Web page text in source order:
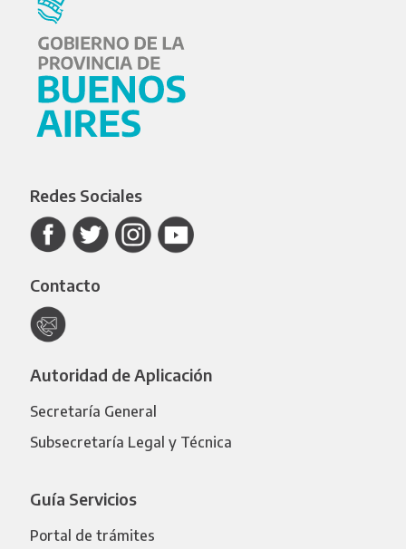
Redes Sociales
Contacto
Autoridad de Aplicación
Secretaría General
Subsecretaría Legal y Técnica
Guía Servicios
Portal de trámites